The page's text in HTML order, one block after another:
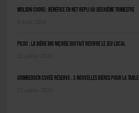
Molson Coors : bénéfice en net repli au deuxième trimestre
Pilou : la bière bio niçoise qui fait revivre le jeu local
Grimbergen Cuvée Réserve : 3 nouvelles bières pour la table